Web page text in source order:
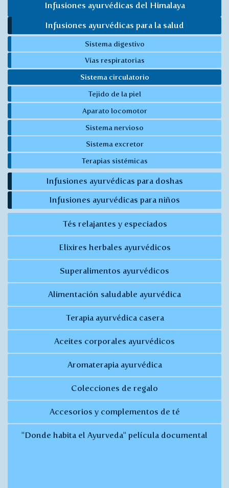
Infusiones ayurvédicas del Himalaya
Infusiones ayurvédicas para la salud
Sistema digestivo
Vías respiratorias
Sistema circulatorio
Tejido de la piel
Aparato locomotor
Sistema nervioso
Sistema excretor
Terapias sistémicas
Infusiones ayurvédicas para doshas
Infusiones ayurvédicas para niños
Tés relajantes y especiados
Elixires herbales ayurvédicos
Superalimentos ayurvédicos
Alimentación saludable ayurvédica
Terapia ayurvédica casera
Aceites corporales ayurvédicos
Aromaterapia ayurvédica
Colecciones de regalo
Accesorios y complementos de té
"Donde habita el Ayurveda" película documental